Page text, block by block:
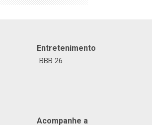
Entretenimento
BBB 26
Acompanhe a